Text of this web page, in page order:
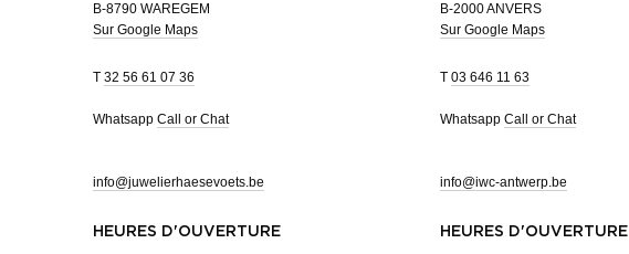
B-8790 WAREGEM
Sur Google Maps
T 32 56 61 07 36
Whatsapp Call or Chat
info@juwelierhaesevoets.be
HEURES D'OUVERTURE
B-2000 ANVERS
Sur Google Maps
T 03 646 11 63
Whatsapp Call or Chat
info@iwc-antwerp.be
HEURES D'OUVERTURE